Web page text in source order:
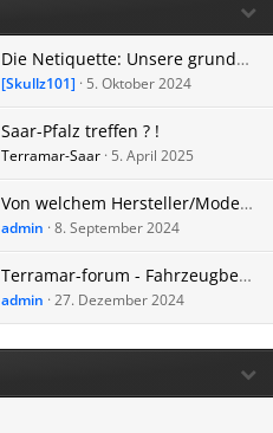
Die Netiquette: Unsere grundlegenden Forenregeln.
[Skullz101] 5. Oktober 2024
Saar-Pfalz treffen ? !
Terramar-Saar 5. April 2025
Von welchem Hersteller/Modell kommt ihr und warum wechselt ihr zum CUPRA Terramar?
admin 8. September 2024
Terramar-forum - Fahrzeugbestell Liste / Übersicht
admin 27. Dezember 2024